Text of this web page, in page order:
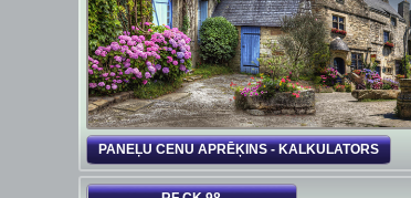
PANEĻU CENU APRĒĶINS - KALKULATORS